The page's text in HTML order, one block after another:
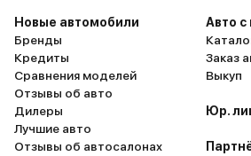
Новые автомобили
Бренды
Кредиты
Сравнения моделей
Отзывы об авто
Дилеры
Лучшие авто
Отзывы об автосалонах
Авто с
Заказ
Выкуп
Юр.